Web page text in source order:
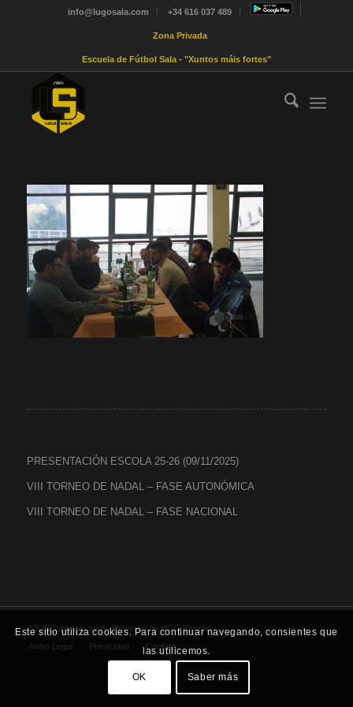
info@lugosala.com +34 616 037 489
Zona Privada
Escuela de Fútbol Sala - "Xuntos máis fortes"
PRESENTACIÓN ESCOLA 25-26 (09/11/2025)
VIII TORNEO DE NADAL – FASE AUTONÓMICA
VIII TORNEO DE NADAL – FASE NACIONAL
©2020 lugosala.com - Powered by HCO Estudio-
Aviso Legal
Privacidad Cookies
Este sitio utiliza cookies. Para continuar navegando, consientes que
las utilicemos.
OK Saber más